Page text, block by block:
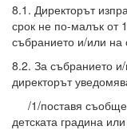
8.1. Директорът
срок не по-малък от
събранието и/или на
8.2. За събранието
директорът
/1/поставя
детската градина